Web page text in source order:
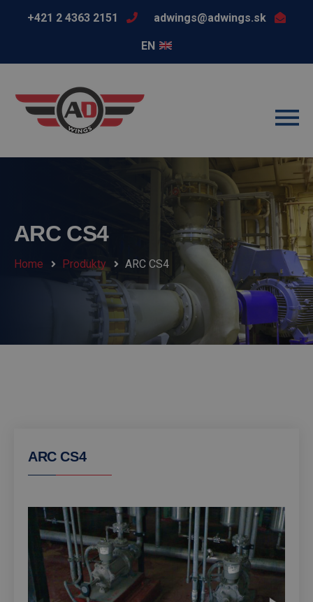
+421 2 4363 2151 adwings@adwings.sk
EN
ARC CS4
Home Produkty ARC CS4
ARC CS4